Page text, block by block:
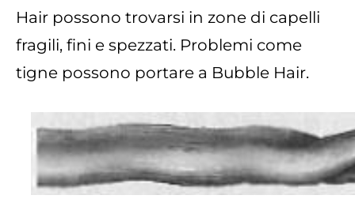
Hair possono trovarsi in zone di capelli
fragili, fini e spezzati. Problemi come
tigne possono portare a Bubble Hair.